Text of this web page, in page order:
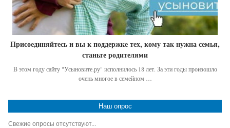
Присоединяйтесь и вы к поддержке тех, кому так нужна семья,
станьте родителями
В этом году сайту "Усыновите.ру" исполнилось 18 лет. За эти годы произошло
очень многое в семейном …
Наш опрос
Свежие опросы отсутствуют...